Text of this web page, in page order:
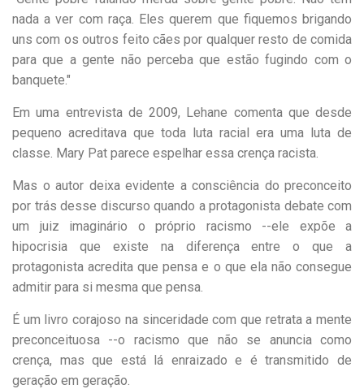
nada a ver com raça. Eles querem que fiquemos brigando
uns com os outros feito cães por qualquer resto de comida
para que a gente não perceba que estão fugindo com o
banquete."
Em uma entrevista de 2009, Lehane comenta que desde
pequeno acreditava que toda luta racial era uma luta de
classe. Mary Pat parece espelhar essa crença racista.
Mas o autor deixa evidente a consciência do preconceito
por trás desse discurso quando a protagonista debate com
um juiz imaginário o próprio racismo --ele expõe a
hipocrisia que existe na diferença entre o que a
protagonista acredita que pensa e o que ela não consegue
admitir para si mesma que pensa.
É um livro corajoso na sinceridade com que retrata a mente
preconceituosa --o racismo que não se anuncia como
crença, mas que está lá enraizado e é transmitido de
geração em geração.